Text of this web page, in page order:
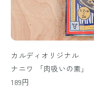
カルディオリジナル
ナニワ 「肉吸いの素」
189円